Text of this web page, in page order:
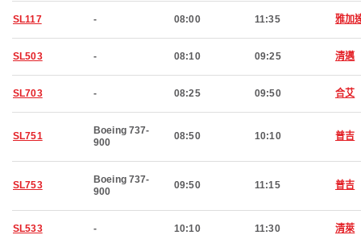
SL117 - 08:00 11:35 雅加
SL503 - 08:10 09:25 清邁
SL703 - 08:25 09:50 合艾
SL751
Boeing 737-
900
08:50 10:10 普吉
SL753
Boeing 737-
900
09:50 11:15 普吉
SL533 - 10:10 11:30 清萊